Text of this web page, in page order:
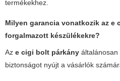
termékekhez.
Milyen garancia vonatkozik az e
forgalmazott készülékekre?
Az e cigi bolt párkány
biztonságot nyújt a vásárlók